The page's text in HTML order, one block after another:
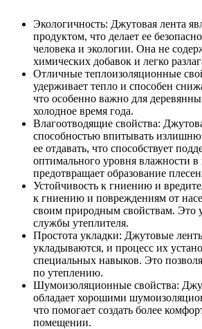
Экологичность: Джутовая лента
продуктом, что делает ее
человека и экологии. Она не
химических добавок и легко
Отличные теплоизоляционные
удерживает тепло и способен
что особенно важно для
холодное время года.
Влагоотводящие свойства:
способностью впитывать
ее отдавать, что способствует
оптимального уровня влажности
предотвращает образование
Устойчивость к гниению и
к гниению и повреждениям от
своим природным свойствам. Это
службы утеплителя.
Простота укладки: Джутовые
укладываются, и процесс их
специальных навыков. Это
по утеплению.
Шумоизоляционные свойства:
обладает хорошими
что помогает создать более
помещении.